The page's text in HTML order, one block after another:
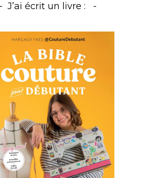
J’ai écrit un livre :